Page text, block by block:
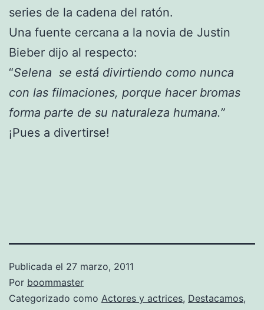
series de la cadena del ratón.
Una fuente cercana a la novia de Justin
Bieber dijo al respecto:
“Selena se está divirtiendo como nunca
con las filmaciones, porque hacer bromas
forma parte de su naturaleza humana.”
¡Pues a divertirse!
Publicada el 27 marzo, 2011
Por boommaster
Categorizado como Actores y actrices, Destacamos,